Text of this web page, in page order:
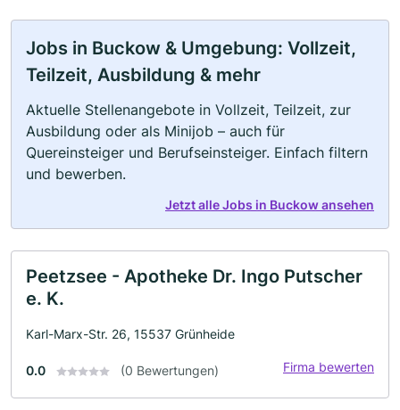
Jobs in Buckow & Umgebung: Vollzeit,
Teilzeit, Ausbildung & mehr
Aktuelle Stellenangebote in Vollzeit, Teilzeit, zur
Ausbildung oder als Minijob – auch für
Quereinsteiger und Berufseinsteiger. Einfach filtern
und bewerben.
Jetzt alle Jobs in Buckow ansehen
Peetzsee - Apotheke Dr. Ingo Putscher
e. K.
Karl-Marx-Str. 26, 15537 Grünheide
0.0 (0 Bewertungen) Firma bewerten